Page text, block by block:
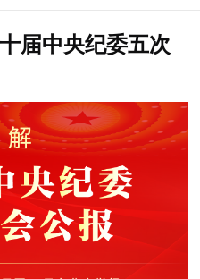
央纪委五次